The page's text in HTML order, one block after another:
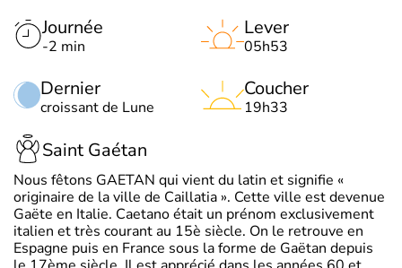
Journée
-2 min
Dernier
croissant de Lune
Lever
05h53
Coucher
19h33
Saint Gaétan
Nous fêtons GAETAN qui vient du latin et signifie «
originaire de la ville de Caillatia ». Cette ville est devenue
Gaëte en Italie. Caetano était un prénom exclusivement
italien et très courant au 15è siècle. On le retrouve en
Espagne puis en France sous la forme de Gaëtan depuis